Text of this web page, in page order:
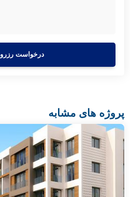
درخواست رزرو
پروژه های مشابه